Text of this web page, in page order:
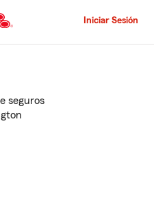
al
principal
Iniciar Sesión